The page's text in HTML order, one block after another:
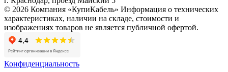
© 2026 Компания «КупиКабель» Информация о технических
характеристиках, наличии на складе, стоимости и
изображениях товаров не является публичной офертой.
Конфиденциальность